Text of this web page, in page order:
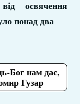
освячення
понад два
Бог нам дає,
Гузар